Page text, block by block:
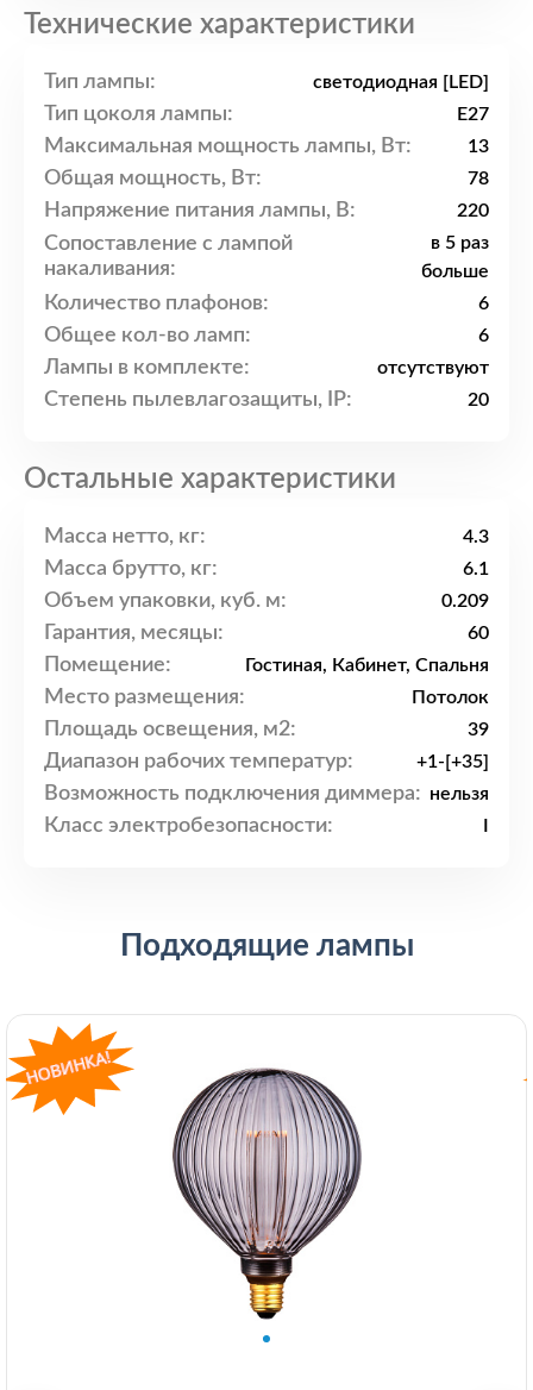
Технические характеристики
Тип лампы: светодиодная [LED]
Тип цоколя лампы: E27
Максимальная мощность лампы, Вт: 13
Общая мощность, Вт: 78
Напряжение питания лампы, В: 220
Сопоставление с лампой
накаливания:
в 5 раз
больше
Количество плафонов: 6
Общее кол-во ламп: 6
Лампы в комплекте: отсутствуют
Степень пылевлагозащиты, IP: 20
Остальные характеристики
Масса нетто, кг: 4.3
Масса брутто, кг: 6.1
Объем упаковки, куб. м: 0.209
Гарантия, месяцы: 60
Помещение: Гостиная, Кабинет, Спальня
Место размещения: Потолок
Площадь освещения, м2: 39
Диапазон рабочих температур: +1-[+35]
Возможность подключения диммера: нельзя
Класс электробезопасности:
Подходящие лампы